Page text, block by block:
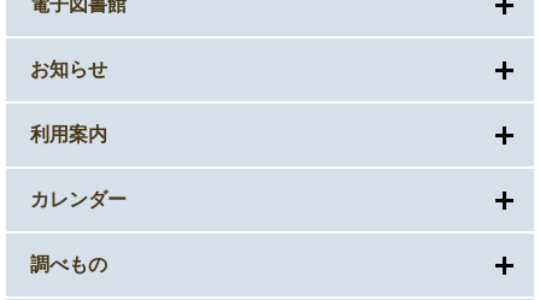
電子図書館
お知らせ
利用案内
カレンダー
調べもの